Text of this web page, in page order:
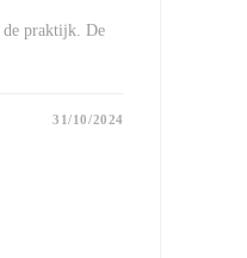
de praktijk. De
31/10/2024